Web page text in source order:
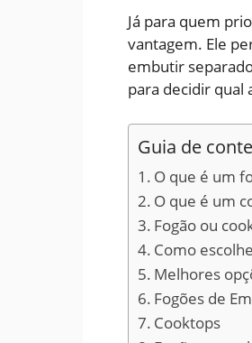
Já para quem
vantagem. Ele
embutir
para decidir qual
Guia de
O que é um
O que é um
Fogão ou
Como
Melhores
Fogões de
Cooktops